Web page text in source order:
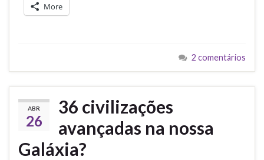
More
2 comentários
ABR
26
36 civilizações
avançadas na nossa
Galáxia?